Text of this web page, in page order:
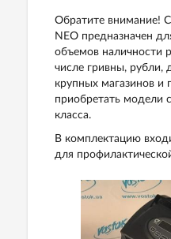
Обратите внимание!
NEO предназначен
объемов наличности
числе гривны, рубли,
крупных магазинов и
приобретать модели
класса.
В комплектацию
для